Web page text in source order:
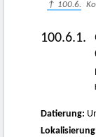
↑ 100.6.
100.6.1.
Datierung: